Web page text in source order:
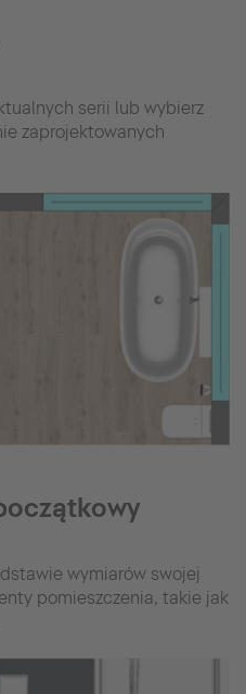
serii lub wybierz
zaprojektowanych
wymiarów swojej
pomieszczenia, takie jak